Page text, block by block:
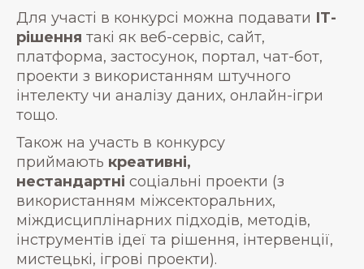
Для участі в конкурсі можна подавати ІТ-
рішення такі як веб-сервіс, сайт,
платформа, застосунок, портал, чат-бот,
проекти з використанням штучного
інтелекту чи аналізу даних, онлайн-ігри
тощо.
Також на участь в конкурсу
приймають креативні,
нестандартні соціальні проекти (з
використанням міжсекторальних,
міждисциплінарних підходів, методів,
інструментів ідеї та рішення, інтервенції,
мистецькі, ігрові проекти).